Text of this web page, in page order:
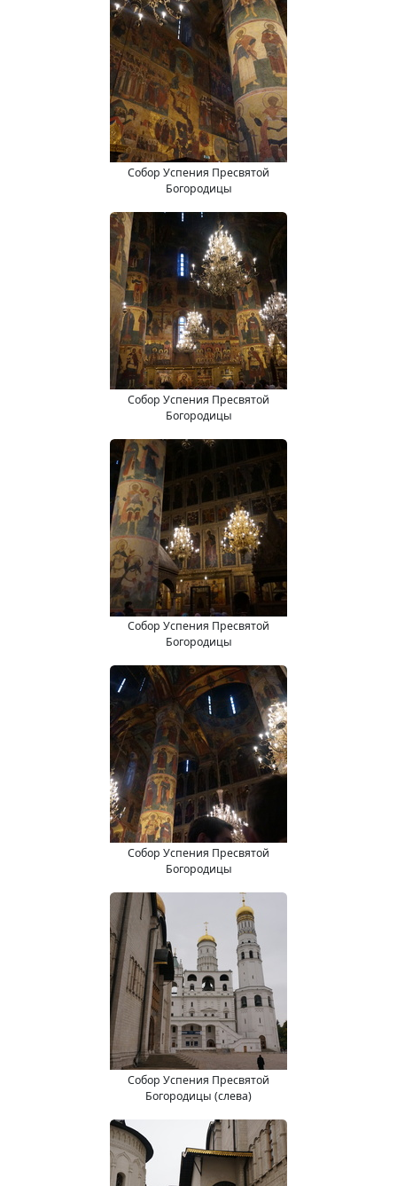
Собор Успения Пресвятой
Богородицы
Собор Успения Пресвятой
Богородицы
Собор Успения Пресвятой
Богородицы
Собор Успения Пресвятой
Богородицы
Собор Успения Пресвятой
Богородицы (слева)